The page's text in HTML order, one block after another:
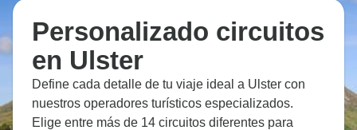
Personalizado circuitos
en Ulster
Define cada detalle de tu viaje ideal a Ulster con
nuestros operadores turísticos especializados.
Elige entre más de 14 circuitos diferentes para